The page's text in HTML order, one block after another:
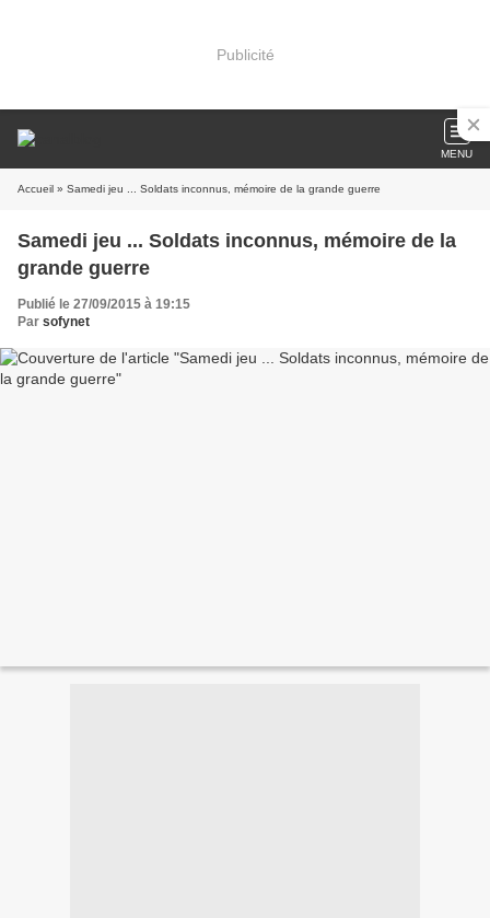
Publicité
MENU
Accueil » Samedi jeu ... Soldats inconnus, mémoire de la grande guerre
Samedi jeu ... Soldats inconnus, mémoire de la
grande guerre
Publié le 27/09/2015 à 19:15
Par sofynet